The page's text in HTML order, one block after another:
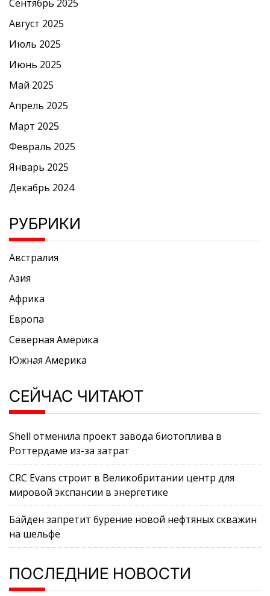
Сентябрь 2025
Август 2025
Июль 2025
Июнь 2025
Май 2025
Апрель 2025
Март 2025
Февраль 2025
Январь 2025
Декабрь 2024
РУБРИКИ
Австралия
Азия
Африка
Европа
Северная Америка
Южная Америка
СЕЙЧАС ЧИТАЮТ
Shell отменила проект завода биотоплива в
Роттердаме из-за затрат
CRC Evans строит в Великобритании центр для
мировой экспансии в энергетике
Байден запретит бурение новой нефтяных скважин
на шельфе
ПОСЛЕДНИЕ НОВОСТИ